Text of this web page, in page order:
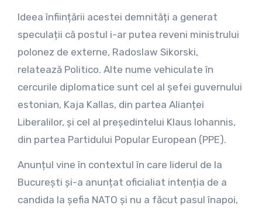
Ideea înființării acestei demnități a generat
speculații că postul i-ar putea reveni ministrului
polonez de externe, Radoslaw Sikorski,
relatează Politico. Alte nume vehiculate în
cercurile diplomatice sunt cel al șefei guvernului
estonian, Kaja Kallas, din partea Alianței
Liberalilor, și cel al președintelui Klaus Iohannis,
din partea Partidului Popular European (PPE).
Anunțul vine în contextul în care liderul de la
București și-a anunțat oficialiat intenția de a
candida la șefia NATO și nu a făcut pasul înapoi,